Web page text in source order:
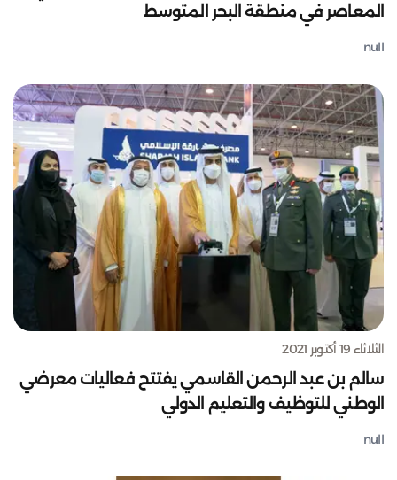
المعاصر في منطقة البحر المتوسط
null
الثلاثاء 19 أكتوبر 2021
سالم بن عبد الرحمن القاسمي يفتتح فعاليات معرضي
الوطني للتوظيف والتعليم الدولي
null